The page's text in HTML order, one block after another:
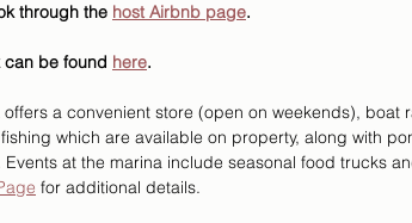
through the host Airbnb page.
be found here.
a convenient store (open on weekends), boat
which are available on property, along with
Events at the marina include seasonal food trucks
for additional details.